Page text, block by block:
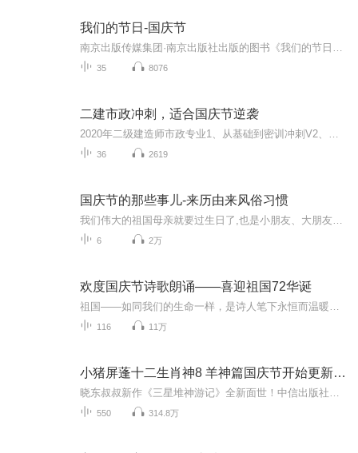
我们的节日-国庆节
35 8076
二建市政冲刺，适合国庆节逆袭
36 2619
国庆节的那些事儿-来历由来风俗习惯
6 2万
欢度国庆节诗歌朗诵——喜迎祖国72华诞
116 11万
小猪屏蓬十二生肖神8 羊神篇国庆节开始更新啦！
550 314.8万